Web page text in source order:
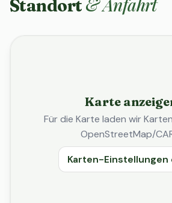
Standort & Anfahrt
Karte
Für die Karte laden wir
OpenStreetMap/
Karten-Einstellungen